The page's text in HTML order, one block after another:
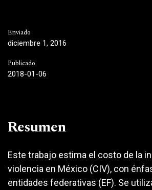
Enviado
diciembre 1, 2016
Publicado
2018-01-06
Resumen
Este trabajo estima el costo de la
violencia en México (CIV), con
entidades federativas (EF). Se